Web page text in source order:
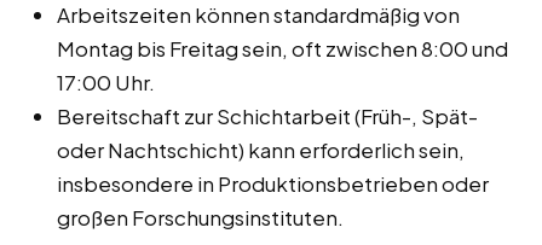
Arbeitszeiten können standardmäßig von
Montag bis Freitag sein, oft zwischen 8:00 und
17:00 Uhr.
Bereitschaft zur Schichtarbeit (Früh-, Spät-
oder Nachtschicht) kann erforderlich sein,
insbesondere in Produktionsbetrieben oder
großen Forschungsinstituten.